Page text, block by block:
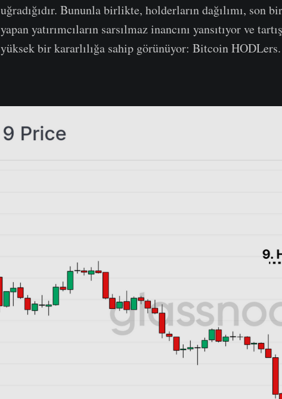
uğradığıdır. Bununla birlikte, holderların dağılımı, son
yapan yatırımcıların sarsılmaz inancını yansıtıyor ve
yüksek bir kararlılığa sahip görünüyor: Bitcoin HODLers.